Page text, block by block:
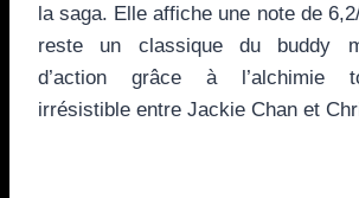
la saga. Elle affiche une note de
reste un classique du buddy
d’action grâce à l’alchimie
irrésistible entre Jackie Chan et